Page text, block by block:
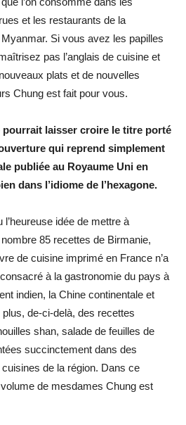
et les restaurants de la
Myanmar. Si vous avez les papilles
pas l’anglais de cuisine et
plats et de nouvelles
Chung est fait pour vous.
pourrait laisser croire le titre porté
qui reprend simplement
publiée au Royaume Uni en
dans l’idiome de l’hexagone.
l’heureuse idée de mettre à
85 recettes de Birmanie,
de cuisine imprimé en France n’a
à la gastronomie du pays à
indien, la Chine continentale et
plus, de-ci-delà, des recettes
shan, salade de feuilles de
succinctement dans des
de la région. Dans ce
de mesdames Chung est